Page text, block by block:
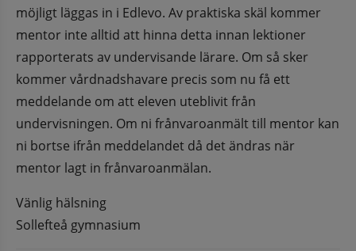
möjligt läggas in i Edlevo. Av praktiska skäl kommer
mentor inte alltid att hinna detta innan lektioner
rapporterats av undervisande lärare. Om så sker
kommer vårdnadshavare precis som nu få ett
meddelande om att eleven uteblivit från
undervisningen. Om ni frånvaroanmält till mentor kan
ni bortse ifrån meddelandet då det ändras när
mentor lagt in frånvaroanmälan.
Vänlig hälsning
Sollefteå gymnasium